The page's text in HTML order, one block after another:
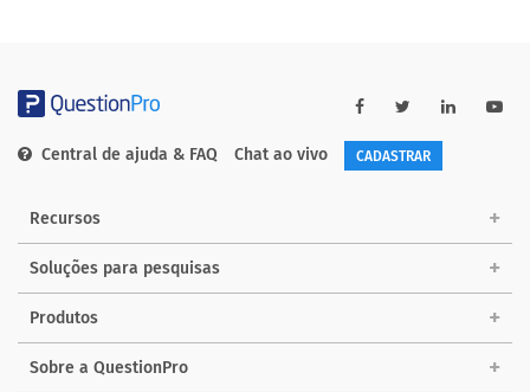
Central de ajuda & FAQ Chat ao vivo CADASTRAR
Recursos
Soluções para pesquisas
Produtos
Sobre a QuestionPro